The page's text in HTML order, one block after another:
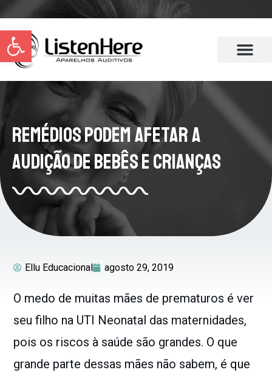
Abrir a barra de ferramentas
Remédios Podem Afetar a
Audição de Bebês e Crianças
Ellu Educacional agosto 29, 2019
O medo de muitas mães de prematuros é ver
seu filho na UTI Neonatal das maternidades,
pois os riscos à saúde são grandes. O que
grande parte dessas mães não sabem, é que